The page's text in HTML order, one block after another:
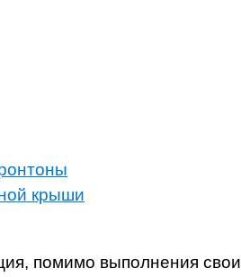
крыши
помимо выполнения